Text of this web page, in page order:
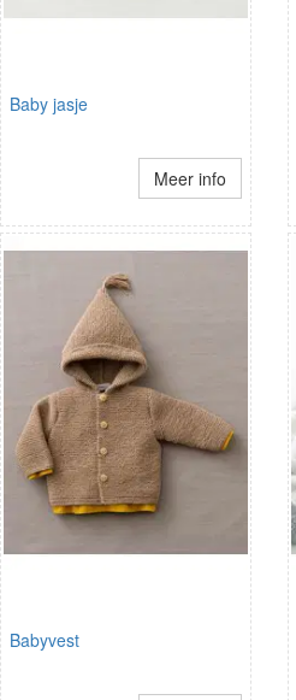
Baby jasje
Meer info
Babyvest